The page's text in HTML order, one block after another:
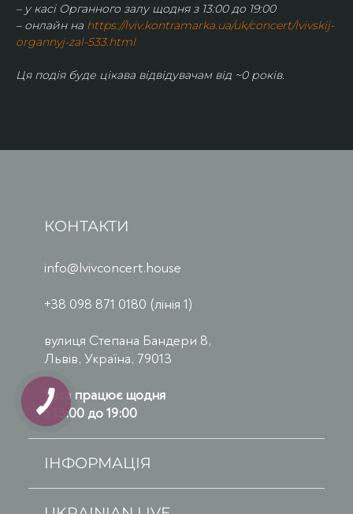
– у касі Органного залу щодня з 13:00 до 19:00
– онлайн на https://lviv.kontramarka.ua/uk/concert/lvivskij-
organnyj-zal-533.html
Ця подія буде цікава відвідувачам від ~0 років.
КОНТАКТИ
info@lvivconcert.house
+38 098 871 0180 (лінія 1)
вулиця Степана Бандери 8,
Львів, Україна, 79013
Каса працює щодня
з 13:00 до 19:00
ІНФОРМАЦІЯ